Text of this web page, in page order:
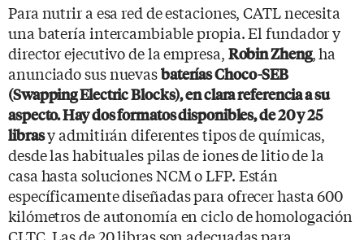
Para nutrir a esa red de estaciones, CATL necesita
una batería intercambiable propia. El fundador y
director ejecutivo de la empresa, Robin Zheng, ha
anunciado sus nuevasbaterías Choco-SEB
(Swapping Electric Blocks), en clara referencia a su
aspecto. Hay dos formatos disponibles, de 20 y 25
librasy admitirán diferentes tipos de químicas,
desde las habituales pilas de iones de litio de la
casa hasta soluciones NCM o LFP. Están
específicamente diseñadas para ofrecer hasta 600
kilómetros de autonomía en ciclo de homologación